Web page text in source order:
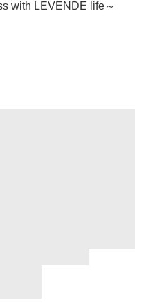
with LEVENDE life～